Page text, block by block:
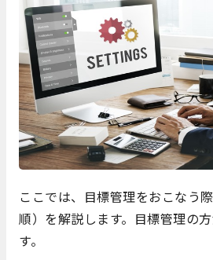
ここでは、目標管理をおこなう
順）を解説します。目標管理の
す。